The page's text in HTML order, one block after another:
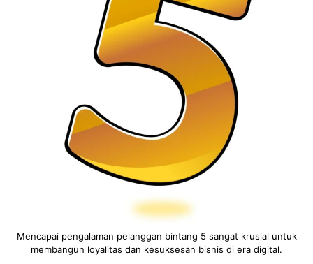
Mencapai pengalaman pelanggan bintang 5 sangat krusial untuk
membangun loyalitas dan kesuksesan bisnis di era digital.